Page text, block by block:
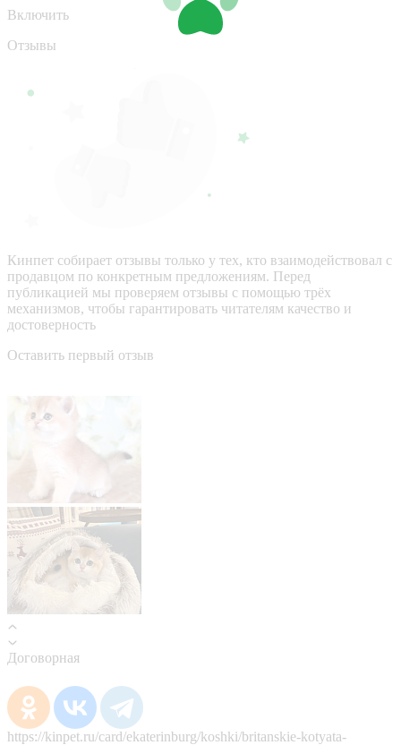
Включить
Отзывы
Кинпет собирает отзывы только у тех, кто взаимодействовал с
продавцом по конкретным предложениям. Перед
публикацией мы проверяем отзывы с помощью трёх
механизмов, чтобы гарантировать читателям качество и
достоверность
Оставить первый отзыв
Договорная
https://kinpet.ru/card/ekaterinburg/koshki/britanskie-kotyata-